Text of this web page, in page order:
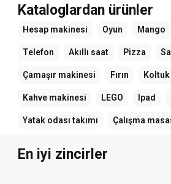
Kataloglardan ürünler
Hesap makinesi Oyun Mango
Telefon Akıllı saat Pizza
Çamaşır makinesi Fırın Koltuk
Kahve makinesi LEGO Ipad
Yatak odası takımı Çalışma
En iyi zincirler